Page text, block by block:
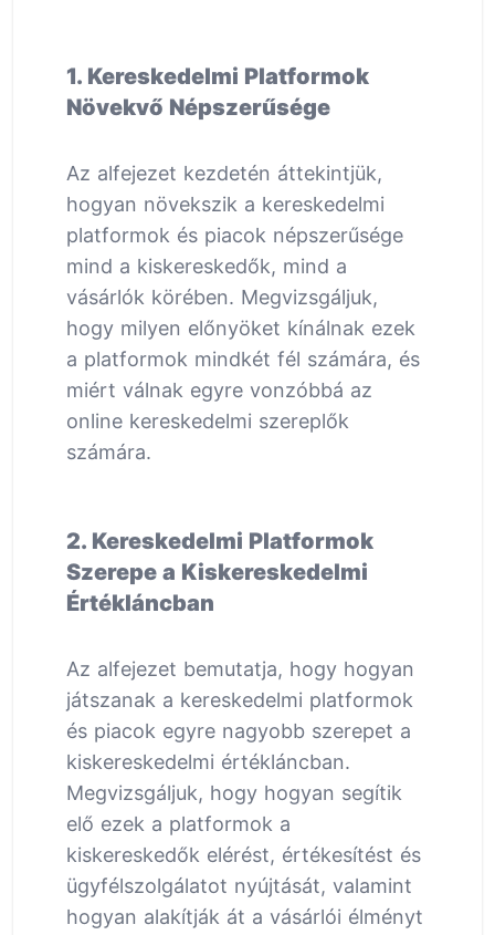
1. Kereskedelmi Platformok
Növekvő Népszerűsége
Az alfejezet kezdetén áttekintjük,
hogyan növekszik a kereskedelmi
platformok és piacok népszerűsége
mind a kiskereskedők, mind a
vásárlók körében. Megvizsgáljuk,
hogy milyen előnyöket kínálnak ezek
a platformok mindkét fél számára, és
miért válnak egyre vonzóbbá az
online kereskedelmi szereplők
számára.
2. Kereskedelmi Platformok
Szerepe a Kiskereskedelmi
Értékláncban
Az alfejezet bemutatja, hogy hogyan
játszanak a kereskedelmi platformok
és piacok egyre nagyobb szerepet a
kiskereskedelmi értékláncban.
Megvizsgáljuk, hogy hogyan segítik
elő ezek a platformok a
kiskereskedők elérést, értékesítést és
ügyfélszolgálatot nyújtását, valamint
hogyan alakítják át a vásárlói élményt